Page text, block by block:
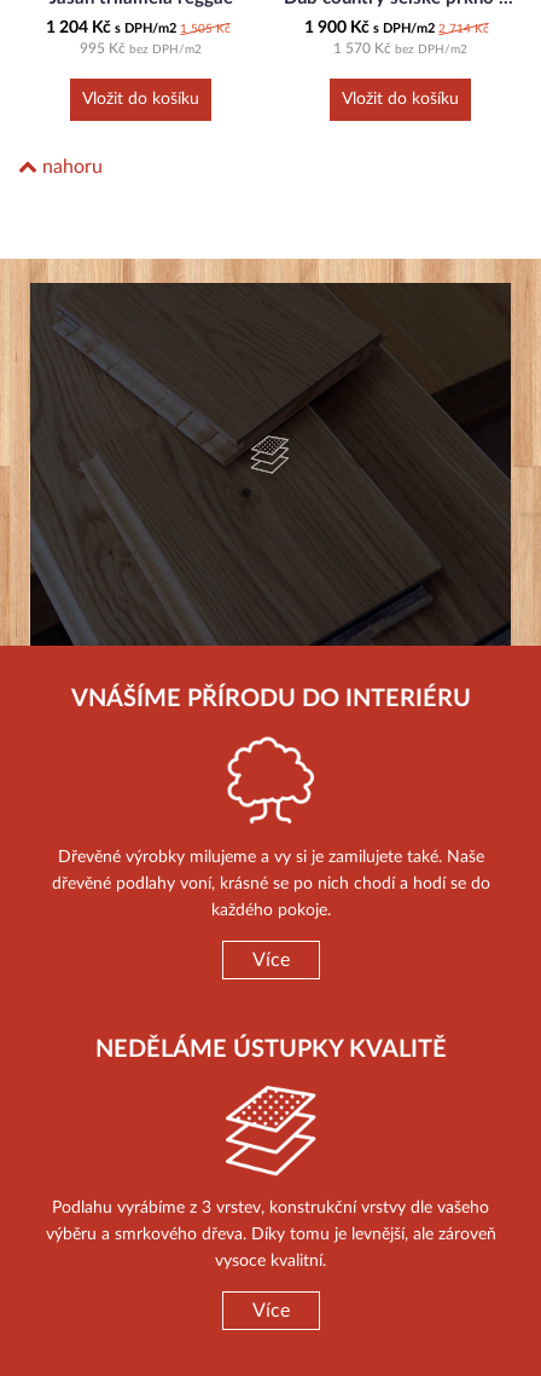
1 204 Kč s DPH/m2 1 505 Kč
995 Kčbez DPH/m2
1 900 Kčs DPH/m2 2 714 Kč
1 570 Kč bez DPH/m2
nahoru
VNÁŠÍME PŘÍRODU DO INTERIÉRU
Dřevěné výrobky milujeme a vy si je zamilujete také. Naše
dřevěné podlahy voní, krásné se po nich chodí a hodí se do
každého pokoje.
Více
NEDĚLÁME ÚSTUPKY KVALITĚ
Podlahu vyrábíme z 3 vrstev, konstrukční vrstvy dle vašeho
výběru a smrkového dřeva. Díky tomu je levnější, ale zároveň
vysoce kvalitní.
Více